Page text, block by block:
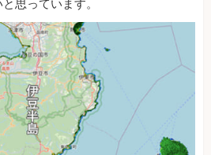
思っています。